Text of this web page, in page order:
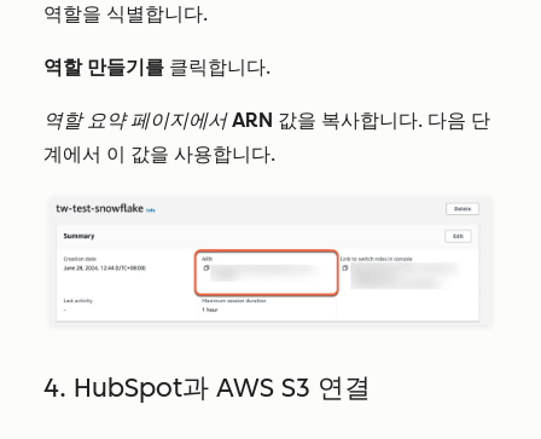
역할을 식별합니다.
역할 만들기를 클릭합니다.
역할 요약 페이지에서 ARN 값을 복사합니다. 다음 단
계에서 이 값을 사용합니다.
4. HubSpot과 AWS S3 연결